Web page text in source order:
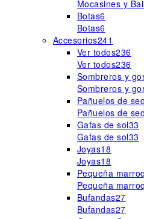
Mocasines y
Botas6
Botas6
Accesorios241
Ver todos236
Ver todos236
Sombreros y
Sombreros y
Pañuelos de
Pañuelos de
Gafas de sol33
Gafas de sol33
Joyas18
Joyas18
Pequeña
Pequeña
Bufandas27
Bufandas27